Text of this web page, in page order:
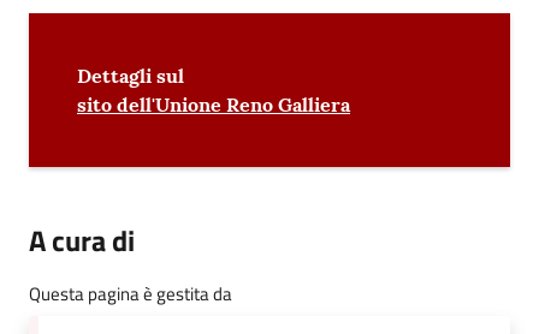
Dettagli sul
sito dell'Unione Reno Galliera
A cura di
Questa pagina è gestita da